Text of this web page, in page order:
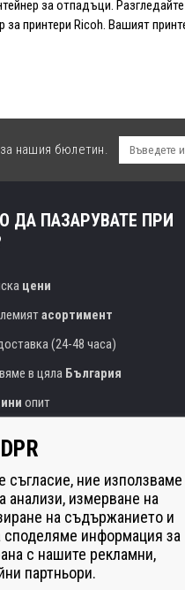
за отпадъци.
принтери Ricoh. Вашият
нашия бюлетин.
ДА ПАЗАРУВАТЕ ПРИ
цени
асортимент
(24-48 часа)
в цяла България
опит
подход
сертификат Heureka
плащания
съгласие, ние използваме
анализи, измерване на
на съдържанието и
информация за
с нашите рекламни,
партньори.